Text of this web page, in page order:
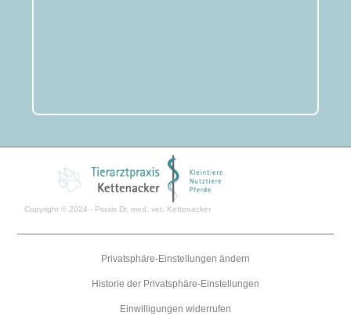
Copyright © 2024 - Praxis Dr. med. vet. Kettenacker
Privatsphäre-Einstellungen ändern
Historie der Privatsphäre-Einstellungen
Einwilligungen widerrufen